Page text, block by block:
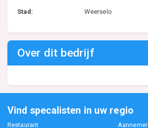
Stad: Weerselo
Over dit bedrijf
Vind specalisten in uw regio
Restaurant Aannemer